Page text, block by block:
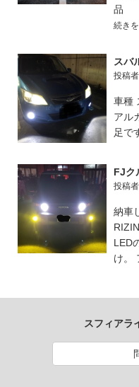
品
続き
スバ
投稿
車種
アル
足で
FJク
投稿
納車
LED
け。
スフィアラ